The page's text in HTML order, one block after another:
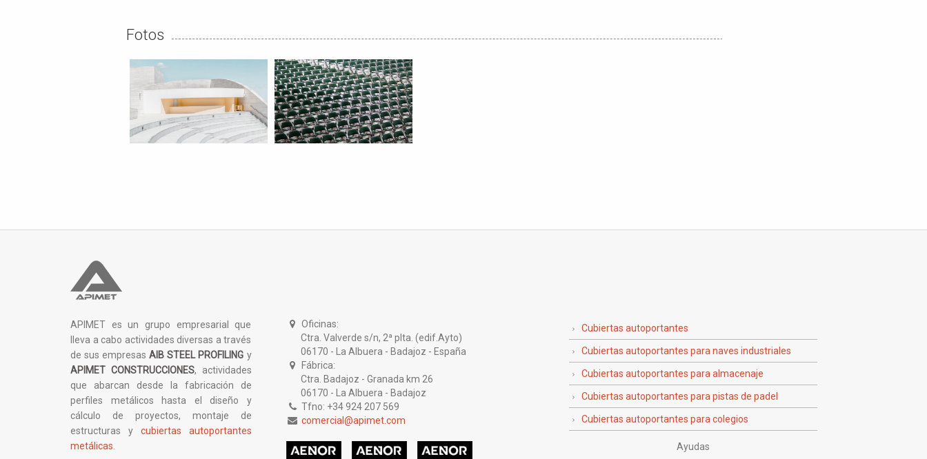
Fotos
APIMET es un grupo empresarial que
lleva a cabo actividades diversas a través
de sus empresasAIB STEEL PROFILING y
APIMET CONSTRUCCIONES, actividades
que abarcan desde la fabricación de
perfiles metálicos hasta el diseño y
cálculo de proyectos, montaje de
estructuras y cubiertas autoportantes
metálicas
Oficinas:
Ctra. Valverde s/n, 2ª plta. (edif.Ayto)
06170 - La Albuera - Badajoz - España
Fábrica:
Ctra. Badajoz - Granada km 26
06170 - La Albuera - Badajoz
Tfno: +34 924 207 569
comercial@apimet.com
Cubiertas autoportantes
Cubiertas autoportantes para naves industriales
Cubiertas autoportantes para almacenaje
Cubiertas autoportantes para pistas de padel
Cubiertas autoportantes para colegios
Ayudas